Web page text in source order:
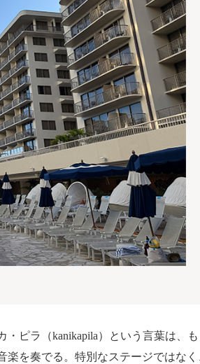
ピラ（kanikapila）という言葉は、
を奏でる。特別なステージではな